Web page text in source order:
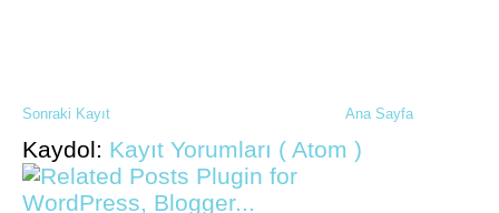
Sonraki Kayıt Ana Sayfa
Kaydol: Kayıt Yorumları ( Atom )